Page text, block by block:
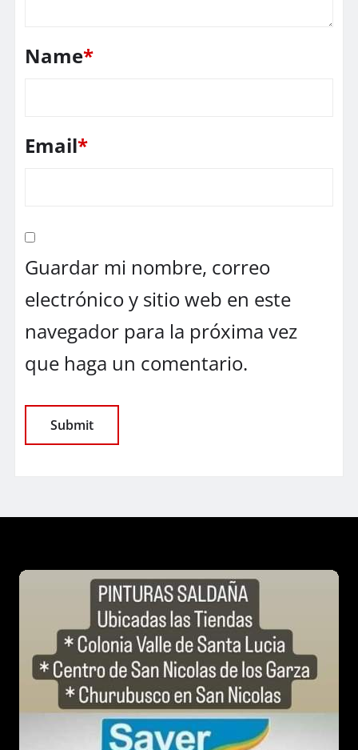
Name*
Email*
Guardar mi nombre, correo
electrónico y sitio web en este
navegador para la próxima vez
que haga un comentario.